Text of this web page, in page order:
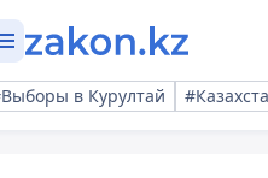
в Курултай